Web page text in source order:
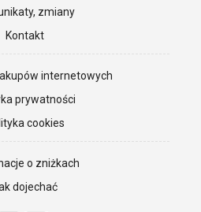
zmiany
Kontakt
internetowych
prywatności
cookies
o zniżkach
dojechać